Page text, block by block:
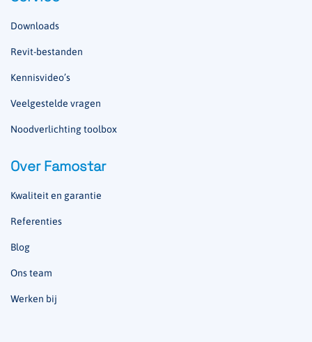
Downloads
Revit-bestanden
Kennisvideo’s
Veelgestelde vragen
Noodverlichting toolbox
Over Famostar
Kwaliteit en garantie
Referenties
Blog
Ons team
Werken bij